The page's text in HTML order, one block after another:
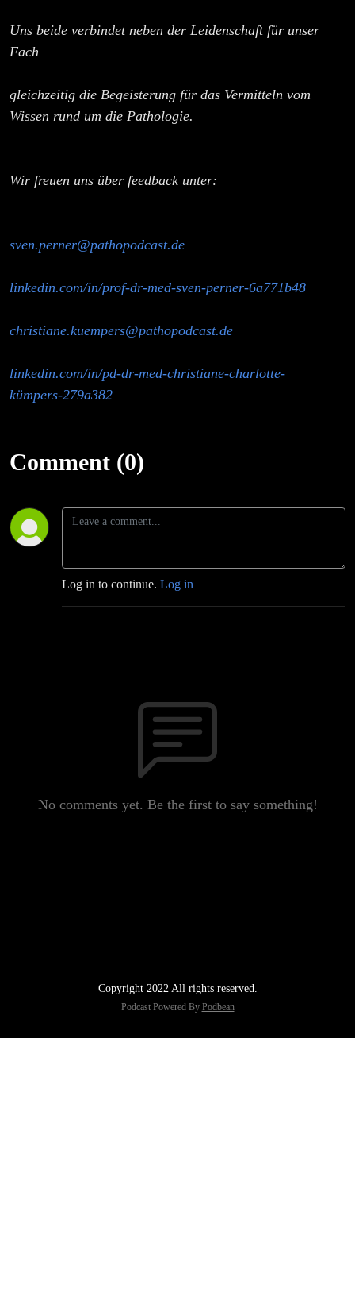
Uns beide verbindet neben der Leidenschaft für unser
Fach
gleichzeitig die Begeisterung für das Vermitteln vom
Wissen rund um die Pathologie.
Wir freuen uns über feedback unter:
sven.perner@pathopodcast.de
linkedin.com/in/prof-dr-med-sven-perner-6a771b48
christiane.kuempers@pathopodcast.de
linkedin.com/in/pd-dr-med-christiane-charlotte-
kümpers-279a382
Comment (0)
Log in to continue. Log in
No comments yet. Be the first to say something!
Copyright 2022 All rights reserved.
Podcast Powered By Podbean